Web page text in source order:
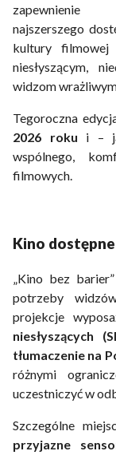
najszerszego
kultury filmowej
niesłyszącym,
widzom
Tegoroczna
2026 roku i –
wspólnego,
filmowych.
Kino
„Kino bez
potrzeby
projekcje
niesłyszących
tłumaczenie na
różnymi
uczestniczyć w
Szczególne
przyjazne